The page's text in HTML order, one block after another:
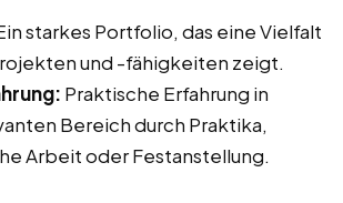
starkes Portfolio, das eine Vielfalt
und -fähigkeiten zeigt.
Praktische Erfahrung in
Bereich durch Praktika,
Arbeit oder Festanstellung.